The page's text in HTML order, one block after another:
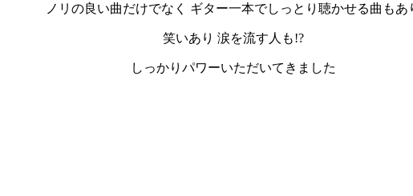
ノリの良い曲だけでなく ギター一本でしっとり聴かせる曲もあ
笑いあり 涙を流す人も!?
しっかりパワーいただいてきました